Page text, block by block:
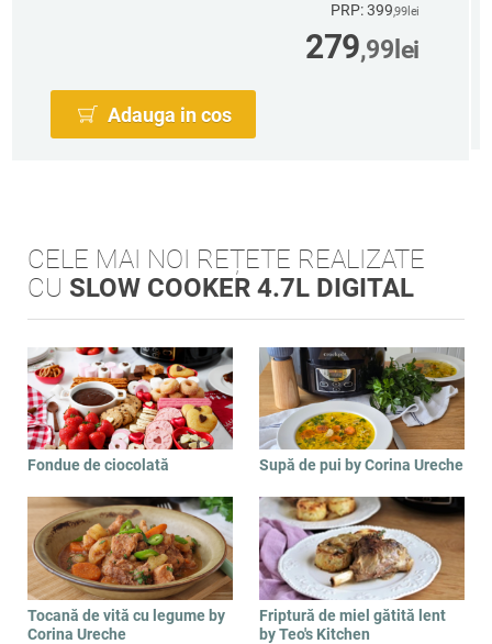
PRP: 399,99 lei
279,99 lei
Adauga in cos
CELE MAI NOI REȚETE REALIZATE
CU SLOW COOKER 4.7L DIGITAL
Fondue de ciocolată Supă de pui by Corina Ureche
Tocană de vită cu legume by
Corina Ureche
Friptură de miel gătită lent
by Teo's Kitchen